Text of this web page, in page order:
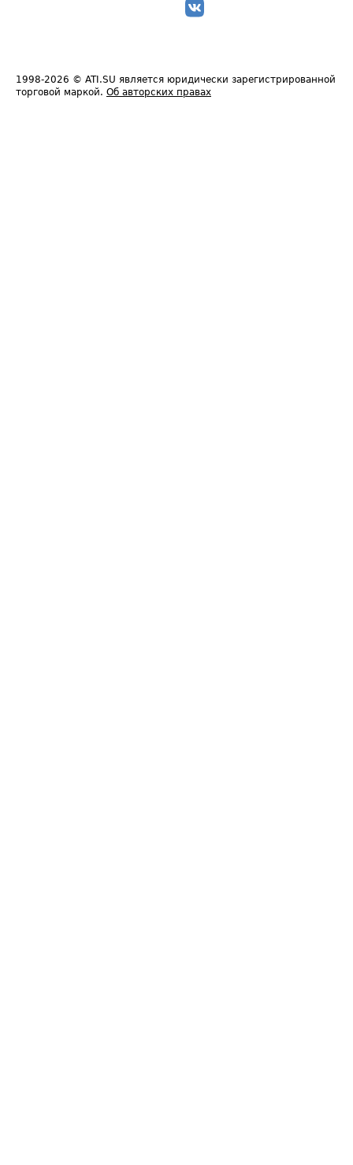
1998-2026 © ATI.SU является юридически зарегистрированной
торговой маркой. Об авторских правах